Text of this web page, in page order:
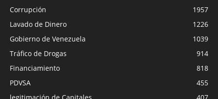
Corrupción
1957
Lavado de Dinero
1226
Gobierno de Venezuela
1039
Tráfico de Drogas
914
Financiamiento
818
PDVSA
455